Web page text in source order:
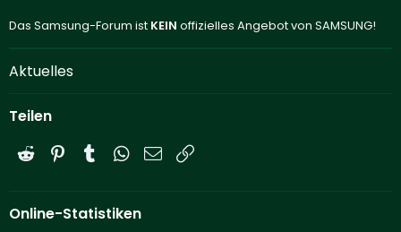
Das Samsung-Forum ist KEIN offizielles Angebot von SAMSUNG!
Aktuelles
Teilen
Reddit PinterestTumblrWhatsApp
E-Mail
Online-Statistiken